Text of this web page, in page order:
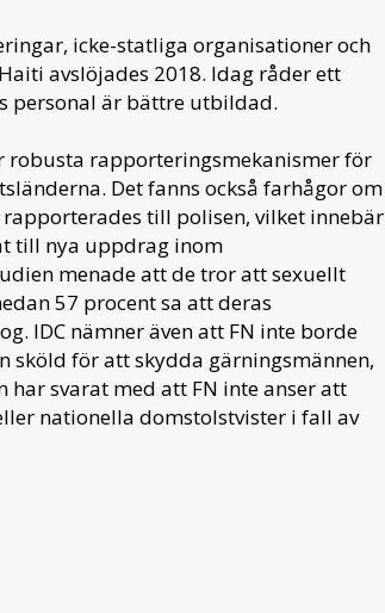
icke-statliga organisationer och
avslöjades 2018. Idag råder ett
personal är bättre utbildad.
robusta rapporteringsmekanismer för
Det fanns också farhågor om
till polisen, vilket innebär
till nya uppdrag inom
menade att de tror att sexuellt
57 procent sa att deras
IDC nämner även att FN inte borde
för att skydda gärningsmännen,
har svarat med att FN inte anser att
nationella domstolstvister i fall av